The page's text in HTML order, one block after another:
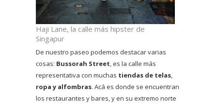
Haji Lane, la calle más hipster de
Singapur
De nuestro paseo podemos destacar varias
cosas: Bussorah Street, es la calle más
representativa con muchas tiendas de telas,
ropa y alfombras. Acá es donde se encuentran
los restaurantes y bares, y en su extremo norte